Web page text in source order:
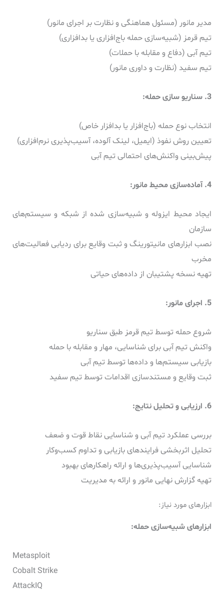
مدیر مانور (مسئول هماهنگی و نظارت بر اجرای مانور)
تیم قرمز (شبیه‌سازی حمله باج‌افزاری یا بدافزاری)
تیم آبی (دفاع و مقابله با حملات)
تیم سفید (نظارت و داوری مانور)
3. سناریو سازی حمله:
انتخاب نوع حمله (باج‌افزار یا بدافزار خاص)
تعیین روش نفوذ (ایمیل، لینک آلوده، آسیب‌پذیری نرم‌افزاری)
پیش‌بینی واکنش‌های احتمالی تیم آبی
4. آماده‌سازی محیط مانور:
ایجاد محیط ایزوله و شبیه‌سازی شده از شبکه و سیستم‌های
سازمان
نصب ابزارهای مانیتورینگ و ثبت وقایع برای ردیابی فعالیت‌های
مخرب
تهیه نسخه پشتیبان از داده‌های حیاتی
5. اجرای مانور:
شروع حمله توسط تیم قرمز طبق سناریو
واکنش تیم آبی برای شناسایی، مهار و مقابله با حمله
بازیابی سیستم‌ها و داده‌ها توسط تیم آبی
ثبت وقایع و مستندسازی اقدامات توسط تیم سفید
6. ارزیابی و تحلیل نتایج:
بررسی عملکرد تیم آبی و شناسایی نقاط قوت و ضعف
تحلیل اثربخشی فرایندهای بازیابی و تداوم کسب‌وکار
شناسایی آسیب‌پذیری‌ها و ارائه راهکارهای بهبود
تهیه گزارش نهایی مانور و ارائه به مدیریت
ابزارهای مورد نیاز:
ابزارهای شبیه‌سازی حمله:
Metasploit
Cobalt Strike
AttackIQ